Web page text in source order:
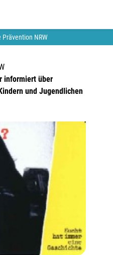
NRW
informiert über
und Jugendlichen